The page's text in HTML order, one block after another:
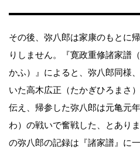
その後、弥八郎は家康のもとに
りしません。『寛政重修諸家譜
かふ）』によると、弥八郎同様
いた高木広正（たかぎひろまさ
伝え、帰参した弥八郎は元亀元
わ）の戦いで奮戦した、とあり
の弥八郎の記録は『諸家譜』に